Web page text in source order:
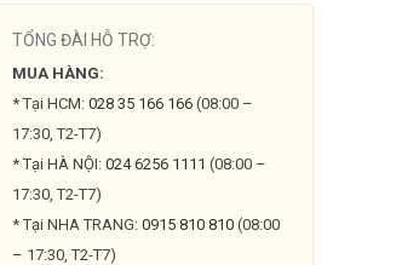
TỔNG ĐÀI HỖ TRỢ:
MUA HÀNG:
* Tại HCM: 028 35 166 166 (08:00 –
17:30, T2-T7)
* Tại HÀ NỘI: 024 6256 1111 (08:00 –
17:30, T2-T7)
* Tại NHA TRANG: 0915 810 810 (08:00
– 17:30, T2-T7)